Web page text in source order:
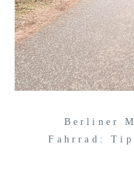
Berliner
Fahrrad: